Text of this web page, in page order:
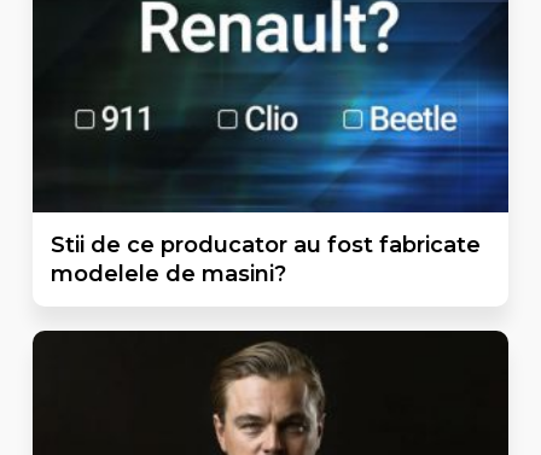
Stii de ce producator au fost fabricate
modelele de masini?